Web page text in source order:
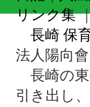
リンク集
長崎 保
法人陽向會
長崎の東
引き出し